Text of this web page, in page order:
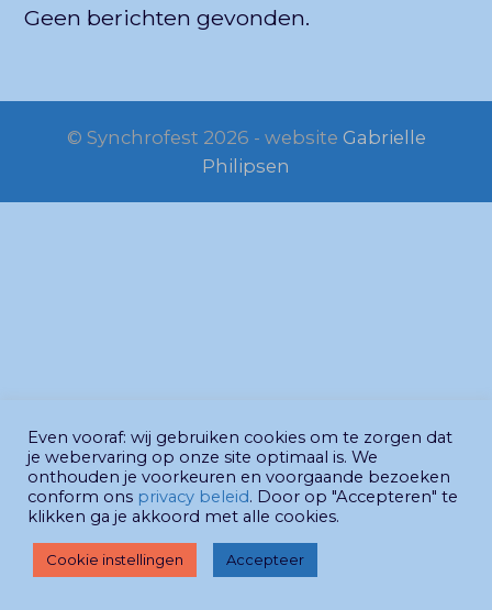
Geen berichten gevonden.
© Synchrofest 2026 - website Gabrielle
Philipsen
Even vooraf: wij gebruiken cookies om te zorgen dat
je webervaring op onze site optimaal is. We
onthouden je voorkeuren en voorgaande bezoeken
conform ons privacy beleid. Door op "Accepteren" te
klikken ga je akkoord met alle cookies.
Cookie instellingen Accepteer